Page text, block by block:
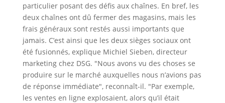
particulier posant des défis aux chaînes. En bref, les
deux chaînes ont dû fermer des magasins, mais les
frais généraux sont restés aussi importants que
jamais. C’est ainsi que les deux sièges sociaux ont
été fusionnés, explique Michiel Sieben, directeur
marketing chez DSG. "Nous avons vu des choses se
produire sur le marché auxquelles nous n’avions pas
de réponse immédiate", reconnaît-il. "Par exemple,
les ventes en ligne explosaient, alors qu’il était